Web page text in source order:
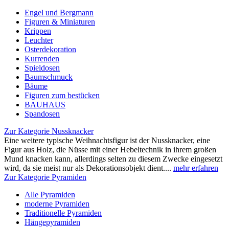
Engel und Bergmann
Figuren & Miniaturen
Krippen
Leuchter
Osterdekoration
Kurrenden
Spieldosen
Baumschmuck
Bäume
Figuren zum bestücken
BAUHAUS
Spandosen
Zur Kategorie Nussknacker
Eine weitere typische Weihnachtsfigur ist der Nussknacker, eine
Figur aus Holz, die Nüsse mit einer Hebeltechnik in ihrem großen
Mund knacken kann, allerdings selten zu diesem Zwecke eingesetzt
wird, da sie meist nur als Dekorationsobjekt dient.... mehr erfahren
Zur Kategorie Pyramiden
Alle Pyramiden
moderne Pyramiden
Traditionelle Pyramiden
Hängepyramiden